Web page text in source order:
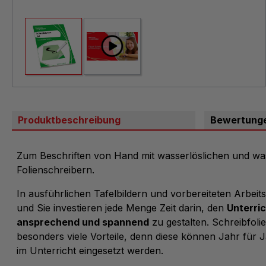
Produktbeschreibung
Zum Beschriften von Hand mit wasserlöslichen und
Folienschreibern.
In ausführlichen Tafelbildern und vorbereiteten
und Sie investieren jede Menge Zeit darin, den
ansprechend und spannend zu gestalten.
besonders viele Vorteile, denn diese können Jahr für
im Unterricht eingesetzt werden.